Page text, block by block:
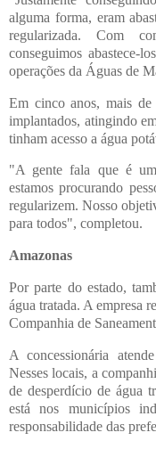
alguma forma, eram
regularizada. Com
conseguimos abastece-
operações da Águas de
Em cinco anos, mais
implantados, atingindo
tinham acesso a água
"A gente fala que é
estamos procurando
regularizem. Nosso
para todos", completou.
Amazonas
Por parte do estado,
água tratada. A empresa
Companhia de
A concessionária
Nesses locais, a
de desperdício de água
está nos municípios
responsabilidade das